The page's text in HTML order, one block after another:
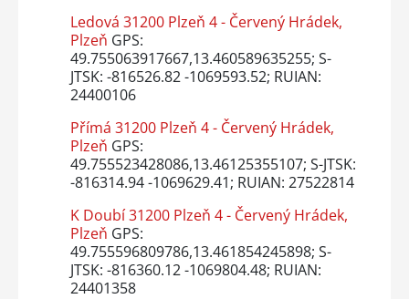
Ledová 31200 Plzeň 4 - Červený Hrádek,
Plzeň GPS:
49.755063917667,13.460589635255; S-
JTSK: -816526.82 -1069593.52; RUIAN:
24400106
Přímá 31200 Plzeň 4 - Červený Hrádek,
Plzeň GPS:
49.755523428086,13.46125355107; S-JTSK:
-816314.94 -1069629.41; RUIAN: 27522814
K Doubí 31200 Plzeň 4 - Červený Hrádek,
Plzeň GPS:
49.755596809786,13.461854245898; S-
JTSK: -816360.12 -1069804.48; RUIAN:
24401358